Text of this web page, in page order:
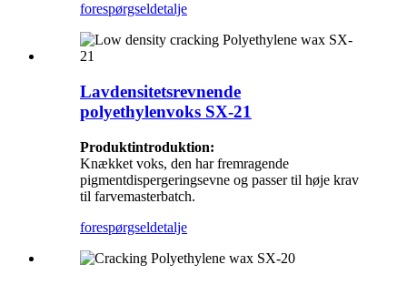
forespørgseldetalje
Lavdensitetsrevnende
polyethylenvoks SX-21
Produktintroduktion:
Knækket voks, den har fremragende
pigmentdispergeringsevne og passer til høje krav
til farvemasterbatch.
forespørgseldetalje